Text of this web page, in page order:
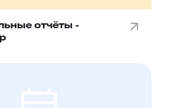
отчёты -